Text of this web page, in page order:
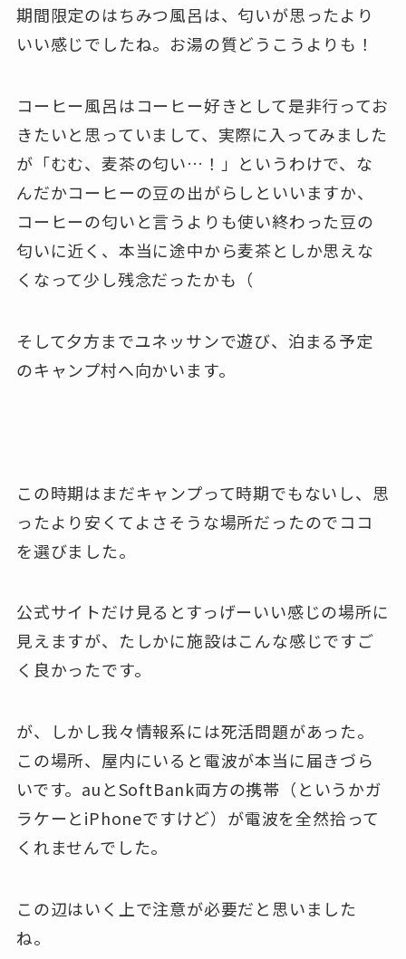
期間限定のはちみつ風呂は、匂いが思ったより
いい感じでしたね。お湯の質どうこうよりも！
コーヒー風呂はコーヒー好きとして是非行ってお
きたいと思っていまして、実際に入ってみました
が「むむ、麦茶の匂い…！」というわけで、な
んだかコーヒーの豆の出がらしといいますか、
コーヒーの匂いと言うよりも使い終わった豆の
匂いに近く、本当に途中から麦茶としか思えな
くなって少し残念だったかも（
そして夕方までユネッサンで遊び、泊まる予定
のキャンプ村へ向かいます。
この時期はまだキャンプって時期でもないし、思
ったより安くてよさそうな場所だったのでココ
を選びました。
公式サイトだけ見るとすっげーいい感じの場所に
見えますが、たしかに施設はこんな感じですご
く良かったです。
が、しかし我々情報系には死活問題があった。
この場所、屋内にいると電波が本当に届きづら
いです。auとSoftBank両方の携帯（というかガ
ラケーとiPhoneですけど）が電波を全然拾って
くれませんでした。
この辺はいく上で注意が必要だと思いました
ね。